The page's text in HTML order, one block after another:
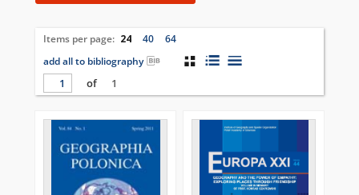
Items per page: 24 40
64
add all to bibliography
of
1